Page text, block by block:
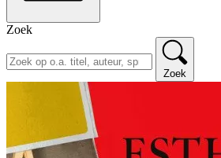
Zoek
Zoek